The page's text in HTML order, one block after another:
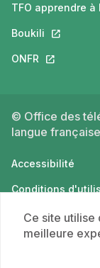
TFO apprendre à
Boukili Ce lien
ONFR Ce lien
© Office des
langue
Accessibilité
Conditions
Politique de
Ce site utilise
meilleure